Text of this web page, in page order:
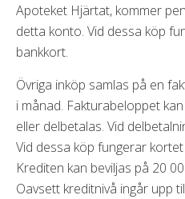
Apoteket Hjärtat, kommer
detta konto. Vid dessa köp
bankkort.
Övriga inköp samlas på en
i månad. Fakturabeloppet
eller delbetalas. Vid
Vid dessa köp fungerar
Krediten kan beviljas på 20
Oavsett kreditnivå ingår upp